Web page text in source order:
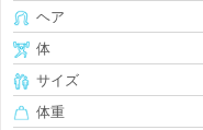
ヘア
体
サイズ
体重